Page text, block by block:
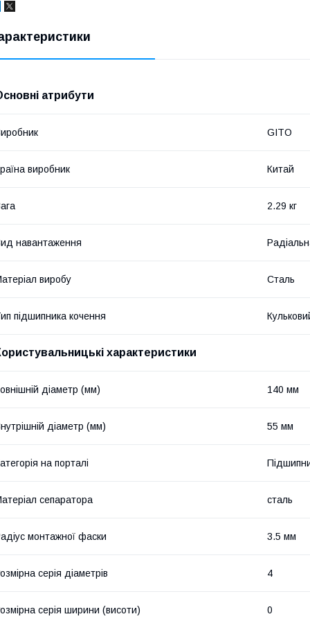
атрибути
GITO
виробник Китай
2.29 кг
навантаження
виробу Сталь
підшипника кочення
характеристики
діаметр (мм) 140 мм
діаметр (мм) 55 мм
на порталі
сепаратора сталь
монтажної фаски 3.5 мм
серія діаметрів 4
серія ширини (висоти) 0